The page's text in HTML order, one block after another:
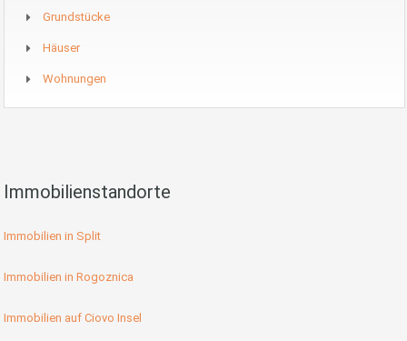
Grundstücke
Häuser
Wohnungen
Immobilienstandorte
Immobilien in Split
Immobilien in Rogoznica
Immobilien auf Ciovo Insel